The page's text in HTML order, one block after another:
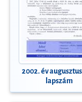
2002. év
lapszám